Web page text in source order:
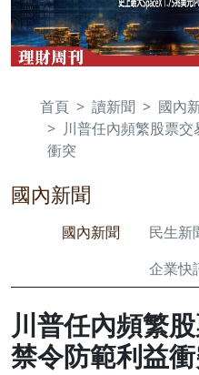
首頁 讀新聞
國內
川普任內頻繁股票
衝突
國內新聞
國內新聞 民生新
企業快
川普任內頻繁
禁令防範利益